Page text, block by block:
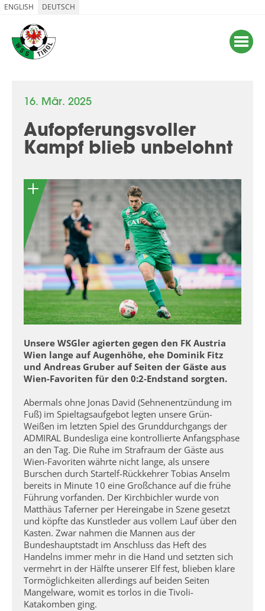
ENGLISH DEUTSCH
16. Mär. 2025
Aufopferungsvoller
Kampf blieb unbelohnt
Unsere WSGler agierten gegen den FK Austria
Wien lange auf Augenhöhe, ehe Dominik Fitz
und Andreas Gruber auf Seiten der Gäste aus
Wien-Favoriten für den 0:2-Endstand sorgten.
Abermals ohne Jonas David (Sehnenentzündung im
Fuß) im Spieltagsaufgebot legten unsere Grün-
Weißen im letzten Spiel des Grunddurchgangs der
ADMIRAL Bundesliga eine kontrollierte Anfangsphase
an den Tag. Die Ruhe im Strafraum der Gäste aus
Wien-Favoriten währte nicht lange, als unsere
Burschen durch Startelf-Rückkehrer Tobias Anselm
bereits in Minute 10 eine Großchance auf die frühe
Führung vorfanden. Der Kirchbichler wurde von
Matthäus Taferner per Hereingabe in Szene gesetzt
und köpfte das Kunstleder aus vollem Lauf über den
Kasten. Zwar nahmen die Mannen aus der
Bundeshauptstadt im Anschluss das Heft des
Handelns immer mehr in die Hand und setzten sich
vermehrt in der Hälfte unserer Elf fest, blieben klare
Tormöglichkeiten allerdings auf beiden Seiten
Mangelware, womit es torlos in die Tivoli-
Katakomben ging.